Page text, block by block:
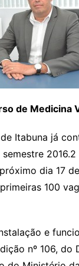
de Medicina
Itabuna já
dia 17
100
e
nº 106,